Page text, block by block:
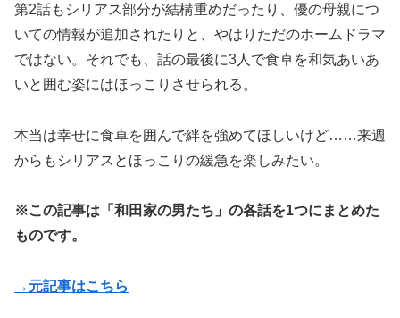
第2話もシリアス部分が結構重めだったり、優の母親につ
いての情報が追加されたりと、やはりただのホームドラマ
ではない。それでも、話の最後に3人で食卓を和気あいあ
いと囲む姿にはほっこりさせられる。
本当は幸せに食卓を囲んで絆を強めてほしいけど……来週
からもシリアスとほっこりの緩急を楽しみたい。
※この記事は「和田家の男たち」の各話を1つにまとめた
ものです。
→元記事はこちら